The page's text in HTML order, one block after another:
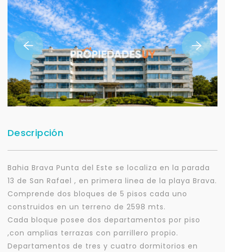
Descripción
Bahia Brava Punta del Este se localiza en la parada
13 de San Rafael , en primera linea de la playa Brava.
Comprende dos bloques de 5 pisos cada uno
construidos en un terreno de 2598 mts.
Cada bloque posee dos departamentos por piso
,con amplias terrazas con parrillero propio.
Departamentos de tres y cuatro dormitorios en